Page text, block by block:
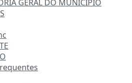
GERAL DO MUNICÍPIO